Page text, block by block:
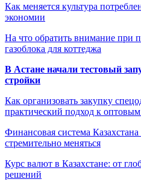
Как меняется культура
экономии
На что обратить внимание при
газоблока для коттеджа
В Астане начали тестовый
стройки
Как организовать закупку
практический подход к
Финансовая система Казахстана
стремительно меняться
Курс валют в Казахстане: от
решений